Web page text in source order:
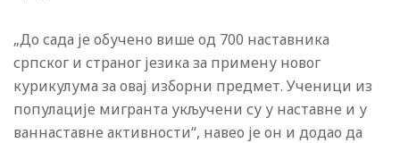
„До сада је обучено више од 700 наставника
српског и страног језика за примену новог
курикулума за овај изборни предмет. Ученици из
популације мигранта укључени су у наставне и у
ваннаставне активности“, навео је он и додао да